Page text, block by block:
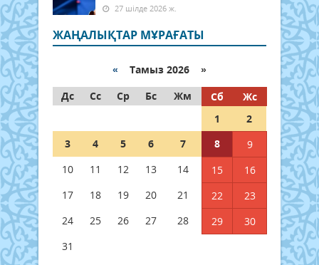
27 шілде 2026 ж.
ЖАҢАЛЫҚТАР МҰРАҒАТЫ
« Тамыз 2026 »
Дс
Сс Ср Бс Жм Сб
Жс
1
2
3
4 5 6 7 8
9
10
11 12 13 14 15
16
17
18 19 20 21 22
23
24
25 26 27 28 29
30
31